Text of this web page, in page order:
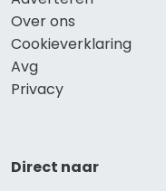
Over ons
Cookieverklaring
Avg
Privacy
Direct naar